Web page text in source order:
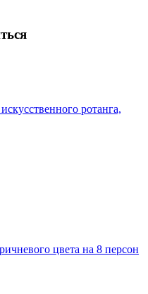
ротанга,
цвета на 8 персон